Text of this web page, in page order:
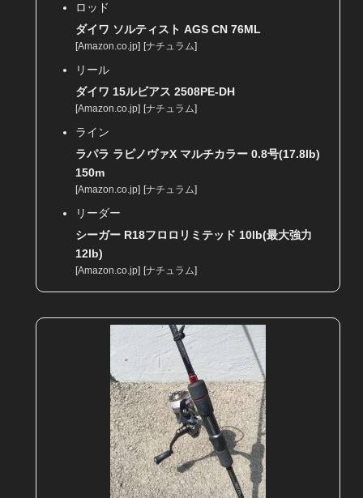
ロッド
ダイワ ソルティスト AGS CN 76ML
[Amazon.co.jp] [ナチュラム]
リール
ダイワ 15ルビアス 2508PE-DH
[Amazon.co.jp] [ナチュラム]
ライン
ラパラ ラピノヴァX マルチカラー 0.8号(17.8lb)
150m
[Amazon.co.jp] [ナチュラム]
リーダー
シーガー R18フロロリミテッド 10lb(最大強力
12lb)
[Amazon.co.jp] [ナチュラム]